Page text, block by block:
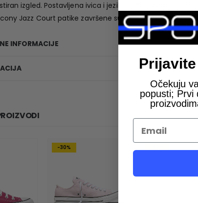
izgled. Postavljena ivica i jezik pružaju dodatnu
Jazz Court patike završene su sa gumastim
INFORMACIJE
-30%
Očekuju
popusti; Prvi